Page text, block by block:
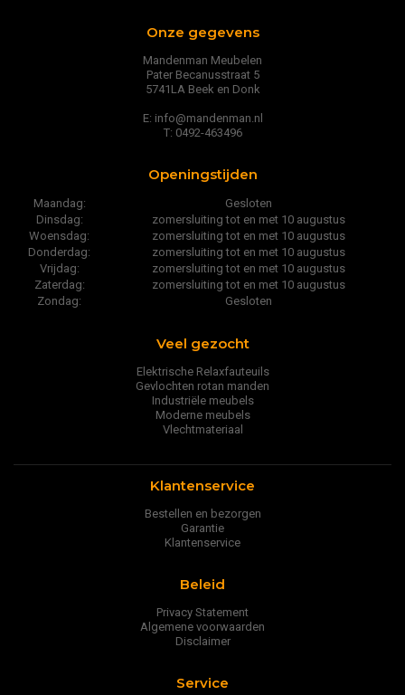
Onze gegevens
Mandenman Meubelen
Pater Becanusstraat 5
5741LA Beek en Donk
E: info@mandenman.nl
T: 0492-463496
Openingstijden
Maandag:
Gesloten
Dinsdag:
zomersluiting tot en met 10 augustus
Woensdag:
zomersluiting tot en met 10 augustus
Donderdag:
zomersluiting tot en met 10 augustus
Vrijdag:
zomersluiting tot en met 10 augustus
Zaterdag:
zomersluiting tot en met 10 augustus
Zondag:
Gesloten
Veel gezocht
Elektrische Relaxfauteuils
Gevlochten rotan manden
Industriële meubels
Moderne meubels
Vlechtmateriaal
Klantenservice
Bestellen en bezorgen
Garantie
Klantenservice
Beleid
Privacy Statement
Algemene voorwaarden
Disclaimer
Service